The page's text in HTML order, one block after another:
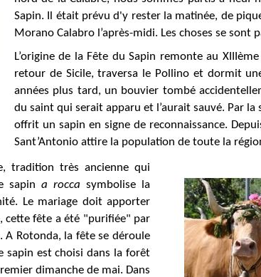
Sapin. Il était prévu d'y rester la matinée, de
Morano Calabro l’après-midi. Les choses se sont
L’origine de la Fête du Sapin remonte au
retour de Sicile, traversa le Pollino et dormit
années plus tard, un bouvier tombé
du saint qui serait apparu et l’aurait sauvé. Par
offrit un sapin en signe de reconnaissance.
Sant’Antonio attire la population de toute la
tradition très ancienne qui
sapina rocca symbolise la
Le mariage doit apporter
cette fête a été "purifiée" par
A Rotonda, la fête se déroule
sapin est choisi dans la forêt
dimanche de mai. Dans